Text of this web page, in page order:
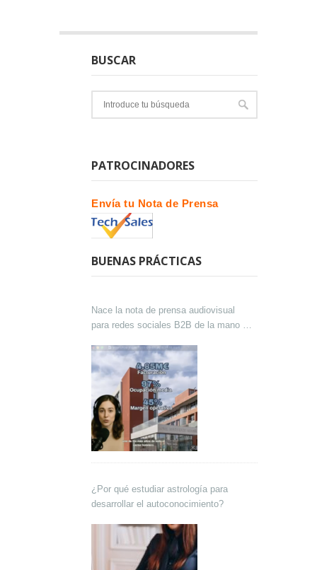
BUSCAR
PATROCINADORES
Envía tu Nota de Prensa
BUENAS PRÁCTICAS
Nace la nota de prensa audiovisual
para redes sociales B2B de la mano de
¿Por qué estudiar astrología para
desarrollar el autoconocimiento?